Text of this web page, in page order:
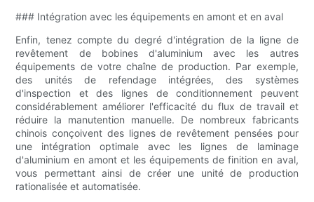
### Intégration avec les équipements en amont et en aval
Enfin, tenez compte du degré d'intégration de la ligne de
revêtement de bobines d'aluminium avec les autres
équipements de votre chaîne de production. Par exemple,
des unités de refendage intégrées, des systèmes
d'inspection et des lignes de conditionnement peuvent
considérablement améliorer l'efficacité du flux de travail et
réduire la manutention manuelle. De nombreux fabricants
chinois conçoivent des lignes de revêtement pensées pour
une intégration optimale avec les lignes de laminage
d'aluminium en amont et les équipements de finition en aval,
vous permettant ainsi de créer une unité de production
rationalisée et automatisée.